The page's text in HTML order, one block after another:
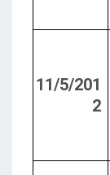
11/5/201
2